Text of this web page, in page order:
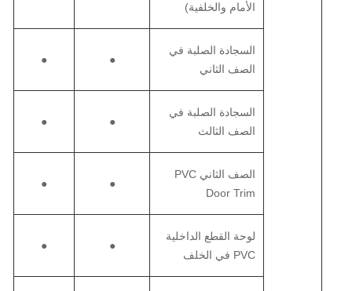
الأمام والخلفية)
السجادة الصلبة في
الصف الثاني
●
●
السجادة الصلبة في
الصف الثالث
●
●
الصف الثاني PVC
Door Trim
●
●
لوحة القطع الداخلية
PVC في الخلف
●
●